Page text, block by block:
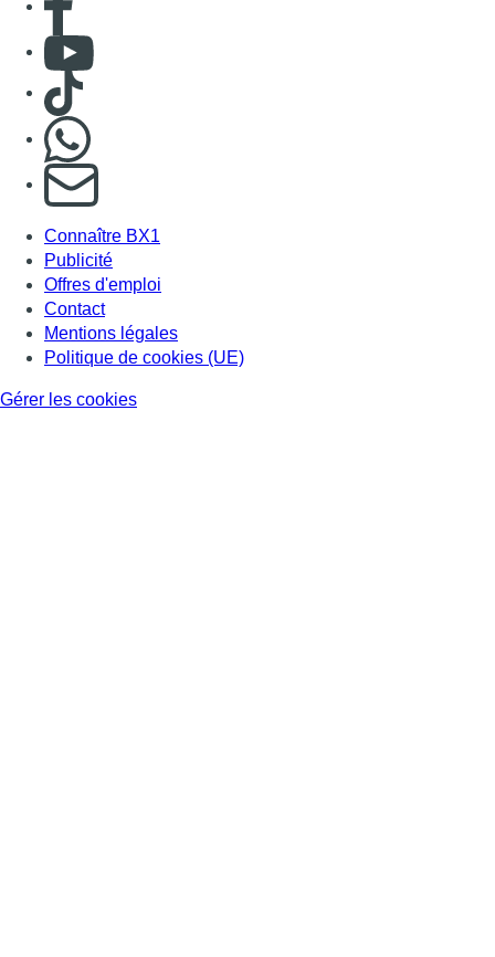
Consulter Youtube
Consulter TikTok
S'abonner à notre newsletter
Connaître BX1
Publicité
Offres d'emploi
Contact
Mentions légales
Politique de cookies (UE)
Gérer les cookies